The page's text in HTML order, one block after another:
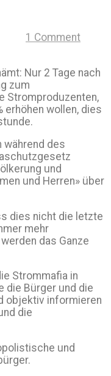
1 Comment
Nur 2 Tage nach
zum
Stromproduzenten,
wollen, dies
während des
und
und Herren» über
dies nicht die letzte
mehr
das Ganze
Strommafia in
die Bürger und die
objektiv informieren
die
und